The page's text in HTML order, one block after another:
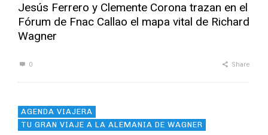
Jesús Ferrero y Clemente Corona trazan en el
Fórum de Fnac Callao el mapa vital de Richard
Wagner
0 Share
AGENDA VIAJERA
TU GRAN VIAJE A LA ALEMANIA DE WAGNER